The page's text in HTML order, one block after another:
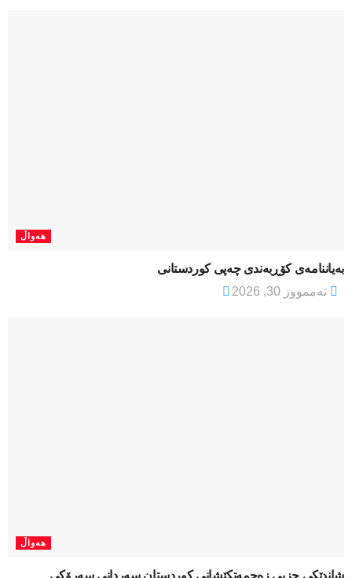
هەواڵ
بەیاننامەی کۆڕبەندی چەپی کوردستانی
تەممووز 30, 2026
هەواڵ
شاندێکی حزبی زەحمەتکێشانی کوردستان سەردانی سەرۆکی